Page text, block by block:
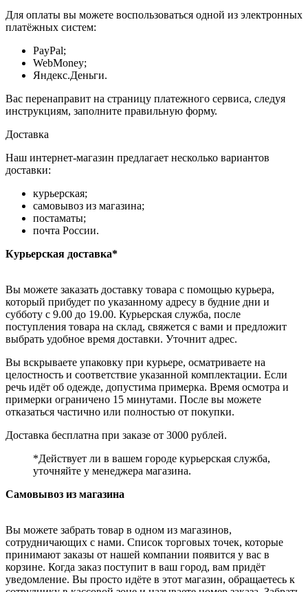
Для оплаты вы можете воспользоваться одной из электронных
платёжных систем:
PayPal;
WebMoney;
Яндекс.Деньги.
Вас перенаправит на страницу платежного сервиса, следуя
инструкциям, заполните правильную форму.
Доставка
Наш интернет-магазин предлагает несколько вариантов
доставки:
курьерская;
самовывоз из магазина;
постаматы;
почта России.
Курьерская доставка*
Вы можете заказать доставку товара с помощью курьера,
который прибудет по указанному адресу в будние дни и
субботу с 9.00 до 19.00. Курьерская служба, после
поступления товара на склад, свяжется с вами и предложит
выбрать удобное время доставки. Уточнит адрес.
Вы вскрываете упаковку при курьере, осматриваете на
целостность и соответствие указанной комплектации. Если
речь идёт об одежде, допустима примерка. Время осмотра и
примерки ограничено 15 минутами. После вы можете
отказаться частично или полностью от покупки.
Доставка бесплатна при заказе от 3000 рублей.
*Действует ли в вашем городе курьерская служба,
уточняйте у менеджера магазина.
Самовывоз из магазина
Вы можете забрать товар в одном из магазинов,
сотрудничающих с нами. Список торговых точек, которые
принимают заказы от нашей компании появится у вас в
корзине. Когда заказ поступит в ваш город, вам придёт
уведомление. Вы просто идёте в этот магазин, обращаетесь к